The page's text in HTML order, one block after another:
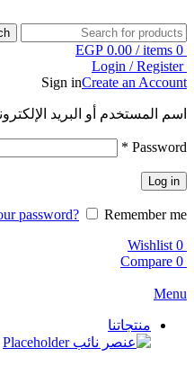
0
items
/
EGP 0.00
Login / Register
Sign inCreate an Account
اسم المستخدم أو البريد
Password
*
Log in
password?
Remember me
0
Wishlist
0
Compare
Menu
منتجاتنا